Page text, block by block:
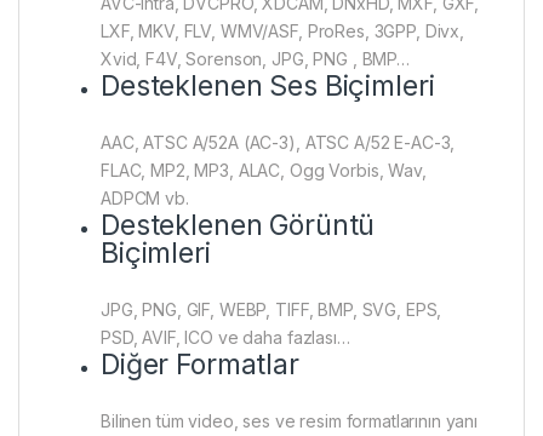
LXF, MKV, FLV, WMV/ASF, ProRes, 3GPP, Divx,
Xvid, F4V, Sorenson, JPG, PNG , BMP…
Desteklenen Ses Biçimleri
AAC, ATSC A/52A (AC-3), ATSC A/52 E-AC-3,
FLAC, MP2, MP3, ALAC, Ogg Vorbis, Wav,
ADPCM vb.
Desteklenen Görüntü
Biçimleri
JPG, PNG, GIF, WEBP, TIFF, BMP, SVG, EPS,
PSD, AVIF, ICO ve daha fazlası…
Diğer Formatlar
Bilinen tüm video, ses ve resim formatlarının yanı